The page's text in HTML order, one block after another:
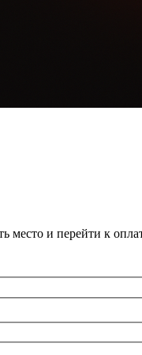
место и перейти к